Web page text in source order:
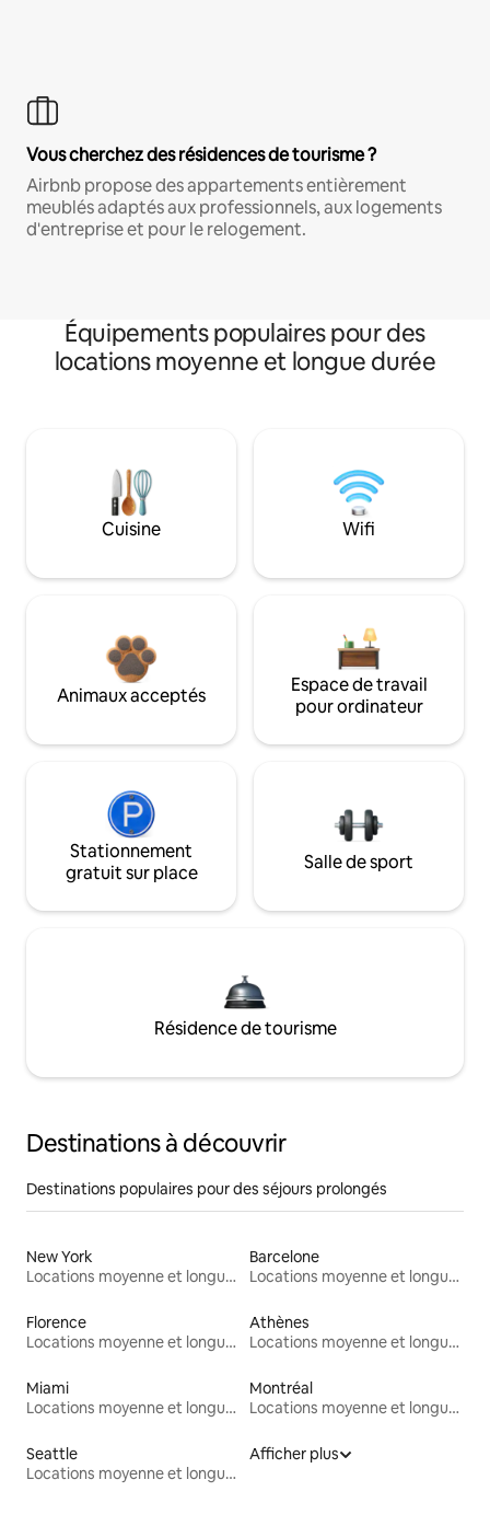
Vous cherchez des résidences de tourisme ?
Airbnb propose des appartements entièrement
meublés adaptés aux professionnels, aux logements
d'entreprise et pour le relogement.
Équipements populaires pour des
locations moyenne et longue durée
Cuisine Wifi
Animaux acceptés
Espace de travail
pour ordinateur
Stationnement
gratuit sur place
Salle de sport
Résidence de tourisme
Destinations à découvrir
Destinations populaires pour des séjours prolongés
New York
Locations moyenne et longue durée
Barcelone
Locations moyenne et longue durée
Florence
Locations moyenne et longue durée
Athènes
Locations moyenne et longue durée
Miami
Locations moyenne et longue durée
Montréal
Locations moyenne et longue durée
Seattle
Locations moyenne et longue durée
Afficher plus